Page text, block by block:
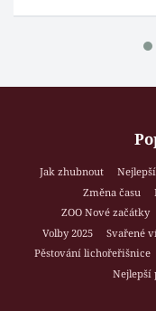
Jak zhubnout
Změna času
ZOO Nové začátky
Volby 2025
Svařené
Pěstování lichořeřišnice
Nejlepší